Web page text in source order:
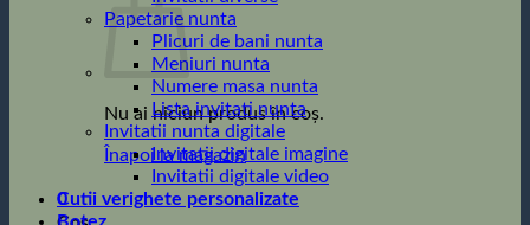
Nu ai niciun produs în coș.
Înapoi la magazin
0
Papetarie nunta
Plicuri de bani nunta
Meniuri nunta
Numere masa nunta
Lista invitati nunta
Invitatii nunta digitale
Invitatii digitale imagine
Invitatii digitale video
Cutii verighete personalizate